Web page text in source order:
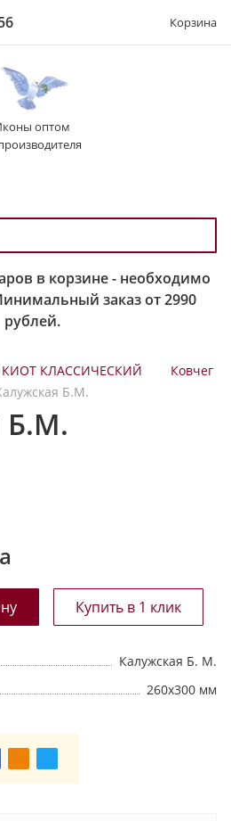
Корзина
оптом
в корзине - необходимо
заказ от 2990
рублей.
КИОТ КЛАССИЧЕСКИЙ
Ковчег
Б.М.
Б.М.
Калужская Б. М.
260х300 мм